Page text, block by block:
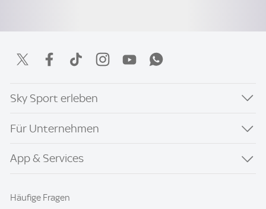
Sky Sport erleben
Für Unternehmen
App & Services
Häufige Fragen